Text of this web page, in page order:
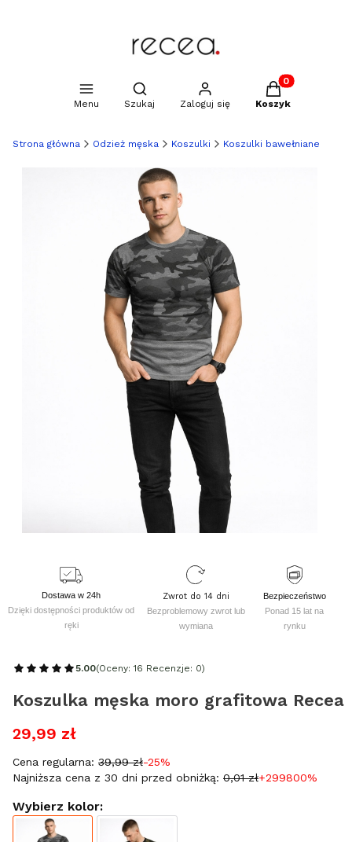
Menu
Otwórz wyszukiwarkę
Szukaj Zaloguj się
Produkty w
Koszyk
Strona główna Odzież męska Koszulki Koszulki bawełniane
Dostawa w 24h
Dzięki dostępności produktów od
ręki
Zwrot do 14 dni
Bezproblemowy zwrot lub
wymiana
Bezpieczeństwo
Ponad 15 lat na
rynku
5.00(Oceny: 16 Recenzje: 0)
Koszulka męska moro grafitowa Recea
29,99 zł
Cena regularna: 39,99 zł-25%
Najniższa cena z 30 dni przed obniżką: 0,01 zł+299800%
Wybierz kolor: